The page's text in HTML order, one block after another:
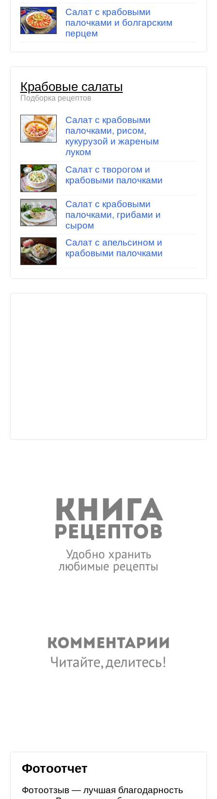
Салат c крабовыми
палочками и болгарским
перцем
Крабовые салаты
Подборка рецептов
Салат с крабовыми
палочками, рисом,
кукурузой и жареным
луком
Салат с творогом и
крабовыми палочками
Салат с крабовыми
палочками, грибами и
сыром
Салат с апельсином и
крабовыми палочками
Фотоотчет
Фотоотзыв — лучшая благодарность